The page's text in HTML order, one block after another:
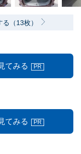
（13枚）
てみる PR
てみる PR